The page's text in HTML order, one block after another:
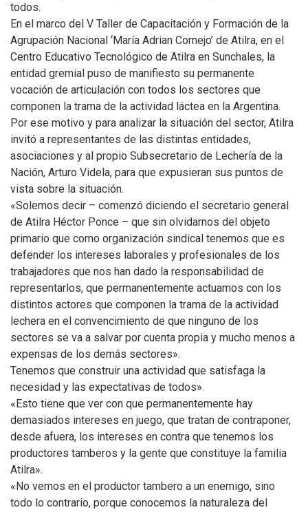
todos.
En el marco del V Taller de Capacitación y Formación de la
Agrupación Nacional ‘María Adrian Cornejo’ de Atilra, en el
Centro Educativo Tecnológico de Atilra en Sunchales, la
entidad gremial puso de manifiesto su permanente
vocación de articulación con todos los sectores que
componen la trama de la actividad láctea en la Argentina.
Por ese motivo y para analizar la situación del sector, Atilra
invitó a representantes de las distintas entidades,
asociaciones y al propio Subsecretario de Lechería de la
Nación, Arturo Videla, para que expusieran sus puntos de
vista sobre la situación.
«Solemos decir – comenzó diciendo el secretario general
de Atilra Héctor Ponce – que sin olvidarnos del objeto
primario que como organización sindical tenemos que es
defender los intereses laborales y profesionales de los
trabajadores que nos han dado la responsabilidad de
representarlos, que permanentemente actuamos con los
distintos actores que componen la trama de la actividad
lechera en el convencimiento de que ninguno de los
sectores se va a salvar por cuenta propia y mucho menos a
expensas de los demás sectores».
Tenemos que construir una actividad que satisfaga la
necesidad y las expectativas de todos».
«Esto tiene que ver con que permanentemente hay
demasiados intereses en juego, que tratan de contraponer,
desde afuera, los intereses en contra que tenemos los
productores tamberos y la gente que constituye la familia
Atilra».
«No vemos en el productor tambero a un enemigo, sino
todo lo contrario, porque conocemos la naturaleza del